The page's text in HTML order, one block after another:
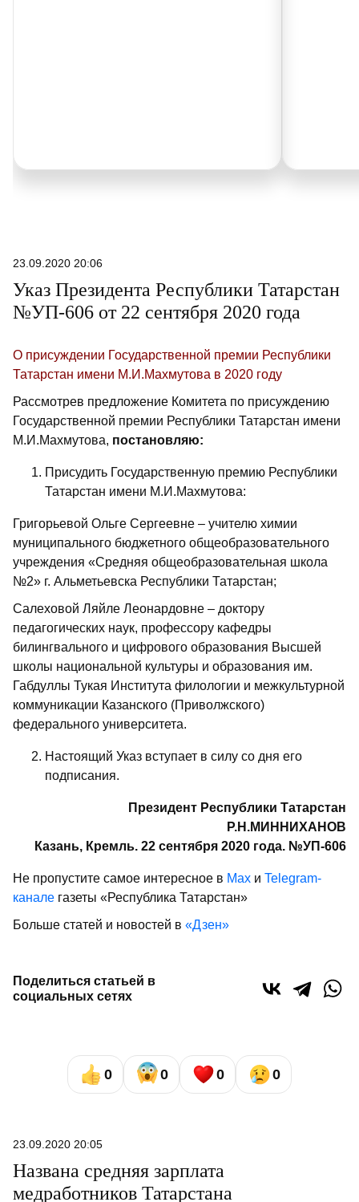
23.09.2020 20:06
Указ Президента Республики Татарстан
№УП-606 от 22 сентября 2020 года
О присуждении Государственной премии Республики
Татарстан имени М.И.Махмутова в 2020 году
Рассмотрев предложение Комитета по присуждению
Государственной премии Республики Татарстан имени
М.И.Махмутова, постановляю:
Присудить Государственную премию Республики
Татарстан имени М.И.Махмутова:
Григорьевой Ольге Сергеевне – учителю химии
муниципального бюджетного общеобразовательного
учреждения «Средняя обще­образовательная школа
№2» г. Альметьевска Республики Татарстан;
Салеховой Ляйле Леонардовне – доктору
педагогических наук, профессору кафедры
билингвального и цифрового образования Высшей
школы национальной культуры и образования им.
Габдуллы Тукая Института филологии и межкультурной
коммуникации Казанского (Приволжского)
федерального университета.
Настоящий Указ вступает в силу со дня его
подписания.
Президент Республики Татарстан
Р.Н.МИННИХАНОВ
Казань, Кремль. 22 сентября 2020 года. №УП-606
Не пропустите самое интересное в Max и Telegram-
канале газеты «Республика Татарстан»
Больше статей и новостей в «Дзен»
Поделиться статьей в
социальных сетях
0 0 0 0
23.09.2020 20:05
Названа средняя зарплата
медработников Татарстана